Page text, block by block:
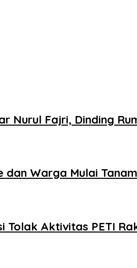
Nurul Fajri, Dinding
dan Warga Mulai
Tolak Aktivitas PETI